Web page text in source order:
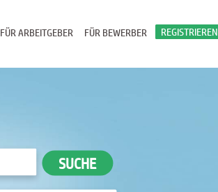
REGISTRIEREN
FÜR BEWERBER
FÜR ARBEITGEBER
SUCHE